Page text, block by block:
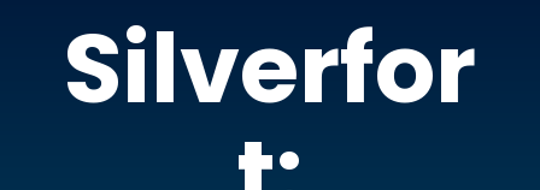
Silverfor